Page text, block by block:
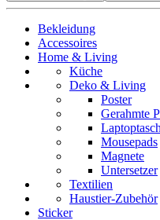
Bekleidung
Accessoires
Home & Living
Küche
Deko & Living
Poster
Gerahmte
Mousepads
Magnete
Untersetzer
Textilien
Haustier-Zubehör
Sticker